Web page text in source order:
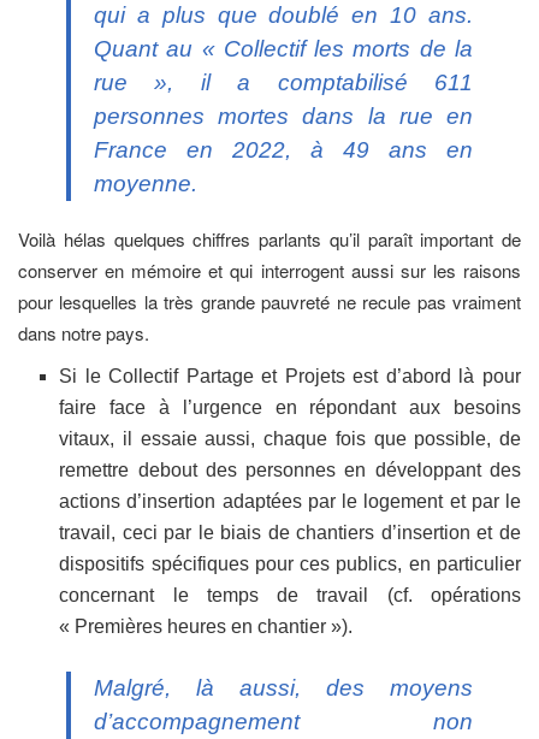
qui a plus que doublé en 10 ans.
Quant au « Collectif les morts de la
rue », il a comptabilisé 611
personnes mortes dans la rue en
France en 2022, à 49 ans en
moyenne.
Voilà hélas quelques chiffres parlants qu’il paraît important de
conserver en mémoire et qui interrogent aussi sur les raisons
pour lesquelles la très grande pauvreté ne recule pas vraiment
dans notre pays.
Si le Collectif Partage et Projets est d’abord là pour
faire face à l’urgence en répondant aux besoins
vitaux, il essaie aussi, chaque fois que possible, de
remettre debout des personnes en développant des
actions d’insertion adaptées par le logement et par le
travail, ceci par le biais de chantiers d’insertion et de
dispositifs spécifiques pour ces publics, en particulier
concernant le temps de travail (cf. opérations
« Premières heures en chantier »).
Malgré, là aussi, des moyens
d’accompagnement non